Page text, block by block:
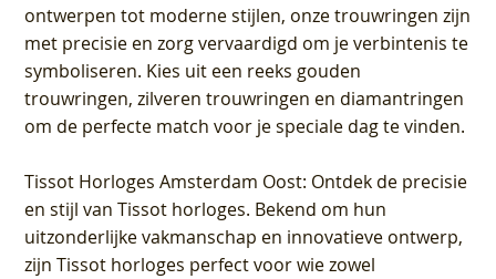
ontwerpen tot moderne stijlen, onze trouwringen zijn
met precisie en zorg vervaardigd om je verbintenis te
symboliseren. Kies uit een reeks gouden
trouwringen, zilveren trouwringen en diamantringen
om de perfecte match voor je speciale dag te vinden.
Tissot Horloges Amsterdam Oost: Ontdek de precisie
en stijl van Tissot horloges. Bekend om hun
uitzonderlijke vakmanschap en innovatieve ontwerp,
zijn Tissot horloges perfect voor wie zowel